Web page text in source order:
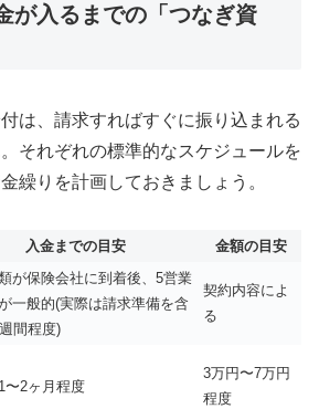
が入るまでの「つなぎ資
は、請求すればすぐに振り込まれる
それぞれの標準的なスケジュールを
繰りを計画しておきましょう。
入金までの目安 金額の目安
が保険会社に到着後、5営業
一般的(実際は請求準備を含
間程度)
契約内容によ
る
〜2ヶ月程度
3万円〜7万円
程度